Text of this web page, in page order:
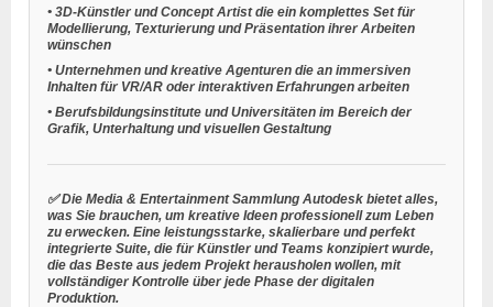
• 3D-Künstler und Concept Artistdie ein komplettes Set für
Modellierung, Texturierung und Präsentation ihrer Arbeiten
wünschen
• Unternehmen und kreative Agenturen die an immersiven
Inhalten für VR/AR oder interaktiven Erfahrungen arbeiten
• Berufsbildungsinstitute und Universitäten im Bereich der
Grafik, Unterhaltung und visuellen Gestaltung
✅ Die Media & Entertainment Sammlung Autodesk bietet alles,
was Sie brauchen, um kreative Ideen professionell zum Leben
zu erwecken. Eine leistungsstarke, skalierbare und perfekt
integrierte Suite, die für Künstler und Teams konzipiert wurde,
die das Beste aus jedem Projekt herausholen wollen, mit
vollständiger Kontrolle über jede Phase der digitalen
Produktion.